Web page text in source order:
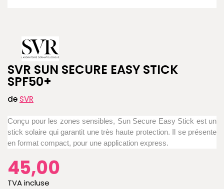
SVR SUN SECURE EASY STICK
SPF50+
de SVR
Conçu pour les zones sensibles, Sun Secure Easy Stick est un
stick solaire qui garantit une très haute protection. Il se présente
en format compact, pour une application express.
45,00
TVA incluse